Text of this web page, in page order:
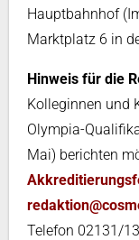
Hauptbahnhof
Marktplatz 6 in
Hinweis für die
Kolleginnen und
Olympia-
Mai) berichten
Telefon 02131/